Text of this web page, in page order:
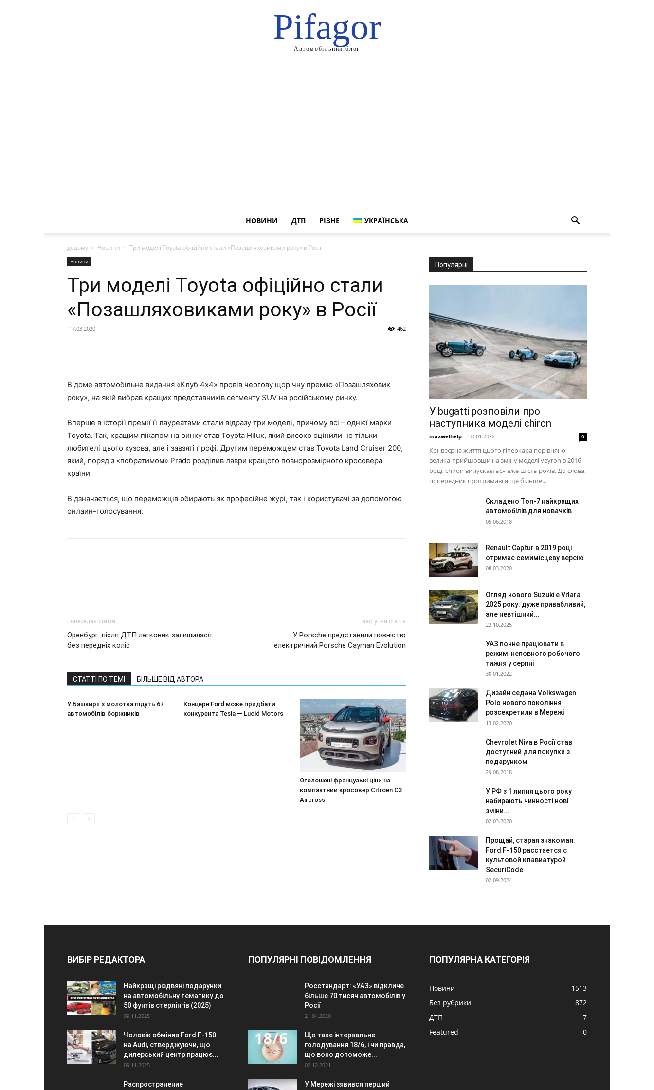
Pifagor
Автомобільний блог
НОВИНИ ДТП РІЗНЕ УКРАЇНСЬКА
додому Новини Три моделі Toyota офіційно стали «Позашляховиками року» в Росії
Новини
Три моделі Toyota офіційно стали
«Позашляховиками року» в Росії
17.03.2020 462
Відоме автомобільне видання «Клуб 4х4» провів чергову щорічну премію «Позашляховик
року», на якій вибрав кращих представників сегменту SUV на російському ринку.
Вперше в історії премії її лауреатами стали відразу три моделі, причому всі – однієї марки
Toyota. Так, кращим пікапом на ринку став Toyota Hilux, який високо оцінили не тільки
любителі цього кузова, але і завзяті профі. Другим переможцем став Toyota Land Cruiser 200,
який, поряд з «побратимом» Prado розділив лаври кращого повнорозмірного кросовера
країни.
Відзначається, що переможців обирають як професійне журі, так і користувачі за допомогою
онлайн-голосування.
попередня стаття
Оренбург: після ДТП легковик залишилася
без передніх коліс
наступна стаття
У Porsche представили повністю
електричний Porsche Cayman Evolution
СТАТТІ ПО ТЕМІ БІЛЬШЕ ВІД АВТОРА
У Башкирії з молотка підуть 67
автомобілів боржників
Концерн Ford може придбати
конкурента Tesla — Lucid Motors
Оголошені французькі ціни на
компактний кросовер Citroen C3
Aircross
Популярні
У bugatti розповіли про
наступника моделі chiron
maxwelhelp - 30.01.2022 0
Конвеєрна життя цього гіперкара порівняно
велика-прийшовши на зміну моделі veyron в 2016
році, chiron випускається вже шість років. До слова,
попередник протримався ще більше...
Складено Топ-7 найкращих
автомобілів для новачків
05.06.2018
Renault Captur в 2019 році
отримає семимісцеву версію
08.03.2020
Огляд нового Suzuki e Vitara
2025 року: дуже привабливий,
але невтішний...
22.10.2025
УАЗ почне працювати в
режимі неповного робочого
тижня у серпні
30.01.2022
Дизайн седана Volkswagen
Polo нового покоління
розсекретили в Мережі
13.02.2020
Chevrolet Niva в Росії став
доступний для покупки з
подарунком
29.08.2018
У РФ з 1 липня цього року
набирають чинності нові
зміни...
02.03.2020
Прощай, старая знакомая:
Ford F-150 расстается с
культовой клавиатурой
SecuriCode
02.09.2024
ВИБІР РЕДАКТОРА
Найкращі різдвяні подарунки
на автомобільну тематику до
50 фунтів стерлінгів (2025)
09.11.2025
Чоловік обміняв Ford F-150
на Audi, стверджуючи, що
дилерський центр працює...
09.11.2025
Распространение
ПОПУЛЯРНІ ПОВІДОМЛЕННЯ
Росстандарт: «УАЗ» відкличе
більше 70 тисяч автомобілів у
Росії
21.04.2020
Що таке інтервальне
голодування 18/6, і чи правда,
що воно допоможе...
02.12.2021
У Мережі зявився перший
ПОПУЛЯРНА КАТЕГОРІЯ
Новини
1513
Без рубрики
872
ДТП
7
Featured
0